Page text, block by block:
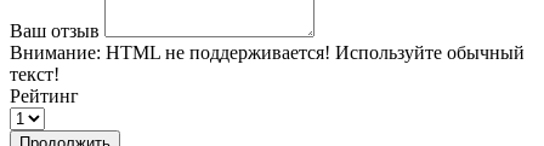
Ваш отзыв
Внимание: HTML не поддерживается! Используйте обычный
текст!
Рейтинг